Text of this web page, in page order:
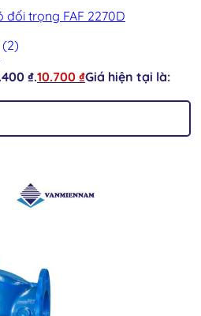
trọng FAF 2270D
(2)
₫.10.700 ₫Giá hiện tại là: